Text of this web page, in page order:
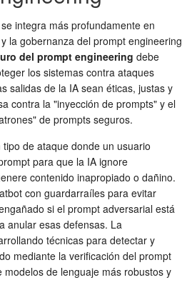
integra más profundamente en
la gobernanza del prompt engineering
del prompt engineering debe
los sistemas contra ataques
salidas de la IA sean éticas, justas y
contra la "inyección de prompts" y el
de prompts seguros.
de ataque donde un usuario
para que la IA ignore
contenido inapropiado o dañino.
con guardarraíles para evitar
si el prompt adversarial está
anular esas defensas. La
técnicas para detectar y
mediante la verificación del prompt
de lenguaje más robustos y